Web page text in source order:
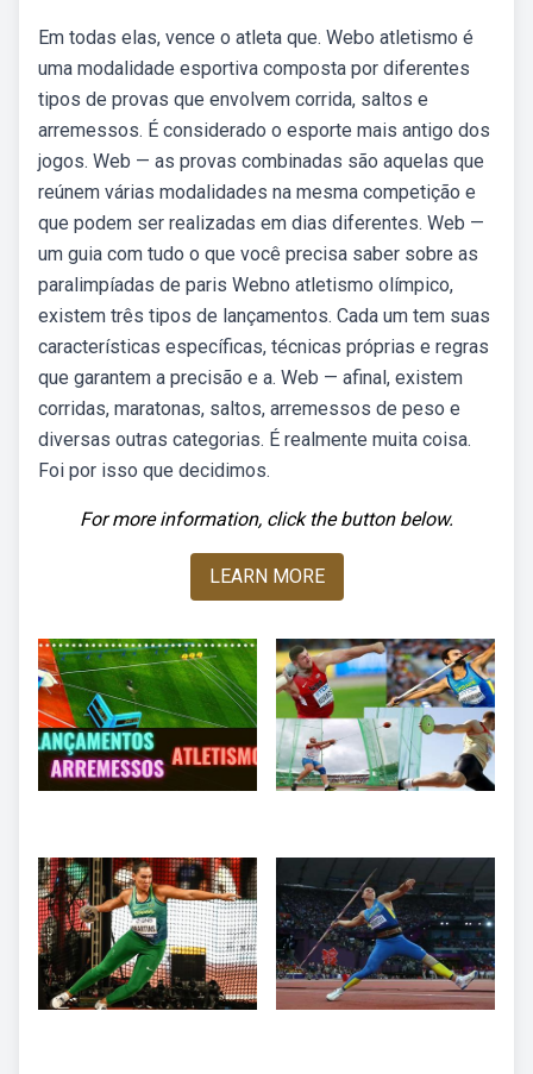
Em todas elas, vence o atleta que. Webo atletismo é
uma modalidade esportiva composta por diferentes
tipos de provas que envolvem corrida, saltos e
arremessos. É considerado o esporte mais antigo dos
jogos. Web — as provas combinadas são aquelas que
reúnem várias modalidades na mesma competição e
que podem ser realizadas em dias diferentes. Web —
um guia com tudo o que você precisa saber sobre as
paralimpíadas de paris Webno atletismo olímpico,
existem três tipos de lançamentos. Cada um tem suas
características específicas, técnicas próprias e regras
que garantem a precisão e a. Web — afinal, existem
corridas, maratonas, saltos, arremessos de peso e
diversas outras categorias. É realmente muita coisa.
Foi por isso que decidimos.
For more information, click the button below.
LEARN MORE